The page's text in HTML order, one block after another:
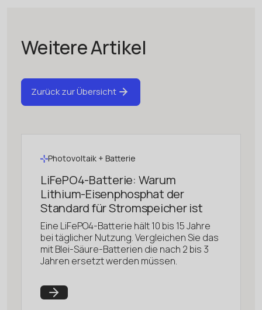
Weitere Artikel
Zurück zur Übersicht
Photovoltaik + Batterie
LiFePO4-Batterie: Warum
Lithium-Eisenphosphat der
Standard für Stromspeicher ist
Eine LiFePO4-Batterie hält 10 bis 15 Jahre
bei täglicher Nutzung. Vergleichen Sie das
mit Blei-Säure-Batterien die nach 2 bis 3
Jahren ersetzt werden müssen.